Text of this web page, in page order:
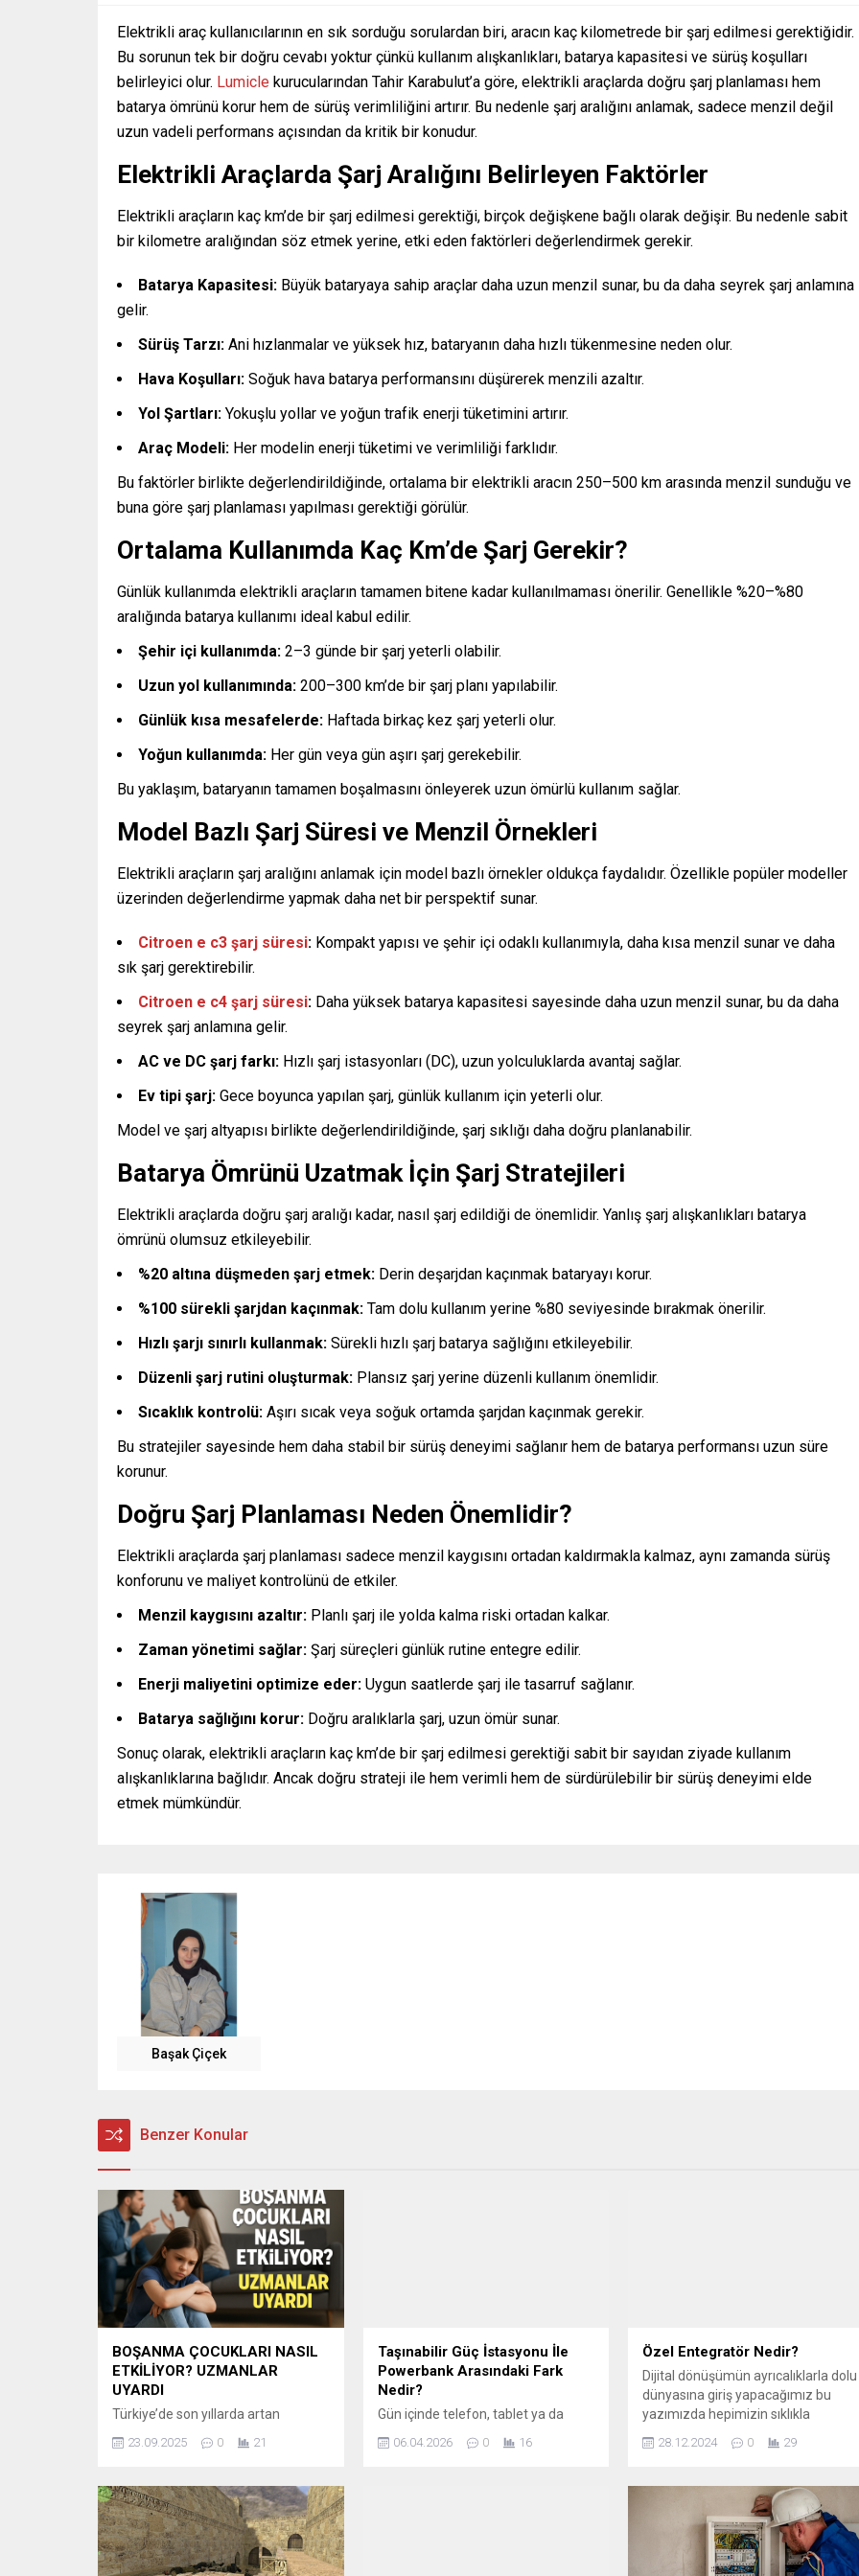
Elektrikli araç kullanıcılarının en sık sorduğu sorulardan biri, aracın kaç kilometrede bir şarj edilmesi gerektiğidir.
Bu sorunun tek bir doğru cevabı yoktur çünkü kullanım alışkanlıkları, batarya kapasitesi ve sürüş koşulları
belirleyici olur. Lumicle kurucularından Tahir Karabulut’a göre, elektrikli araçlarda doğru şarj planlaması hem
batarya ömrünü korur hem de sürüş verimliliğini artırır. Bu nedenle şarj aralığını anlamak, sadece menzil değil
uzun vadeli performans açısından da kritik bir konudur.
Elektrikli Araçlarda Şarj Aralığını Belirleyen Faktörler
Elektrikli araçların kaç km’de bir şarj edilmesi gerektiği, birçok değişkene bağlı olarak değişir. Bu nedenle sabit
bir kilometre aralığından söz etmek yerine, etki eden faktörleri değerlendirmek gerekir.
Batarya Kapasitesi: Büyük bataryaya sahip araçlar daha uzun menzil sunar, bu da daha seyrek şarj anlamına
gelir.
Sürüş Tarzı: Ani hızlanmalar ve yüksek hız, bataryanın daha hızlı tükenmesine neden olur.
Hava Koşulları: Soğuk hava batarya performansını düşürerek menzili azaltır.
Yol Şartları: Yokuşlu yollar ve yoğun trafik enerji tüketimini artırır.
Araç Modeli: Her modelin enerji tüketimi ve verimliliği farklıdır.
Bu faktörler birlikte değerlendirildiğinde, ortalama bir elektrikli aracın 250–500 km arasında menzil sunduğu ve
buna göre şarj planlaması yapılması gerektiği görülür.
Ortalama Kullanımda Kaç Km’de Şarj Gerekir?
Günlük kullanımda elektrikli araçların tamamen bitene kadar kullanılmaması önerilir. Genellikle %20–%80
aralığında batarya kullanımı ideal kabul edilir.
Şehir içi kullanımda: 2–3 günde bir şarj yeterli olabilir.
Uzun yol kullanımında: 200–300 km’de bir şarj planı yapılabilir.
Günlük kısa mesafelerde: Haftada birkaç kez şarj yeterli olur.
Yoğun kullanımda: Her gün veya gün aşırı şarj gerekebilir.
Bu yaklaşım, bataryanın tamamen boşalmasını önleyerek uzun ömürlü kullanım sağlar.
Model Bazlı Şarj Süresi ve Menzil Örnekleri
Elektrikli araçların şarj aralığını anlamak için model bazlı örnekler oldukça faydalıdır. Özellikle popüler modeller
üzerinden değerlendirme yapmak daha net bir perspektif sunar.
Citroen e c3 şarj süresi: Kompakt yapısı ve şehir içi odaklı kullanımıyla, daha kısa menzil sunar ve daha
sık şarj gerektirebilir.
Citroen e c4 şarj süresi: Daha yüksek batarya kapasitesi sayesinde daha uzun menzil sunar, bu da daha
seyrek şarj anlamına gelir.
AC ve DC şarj farkı: Hızlı şarj istasyonları (DC), uzun yolculuklarda avantaj sağlar.
Ev tipi şarj: Gece boyunca yapılan şarj, günlük kullanım için yeterli olur.
Model ve şarj altyapısı birlikte değerlendirildiğinde, şarj sıklığı daha doğru planlanabilir.
Batarya Ömrünü Uzatmak İçin Şarj Stratejileri
Elektrikli araçlarda doğru şarj aralığı kadar, nasıl şarj edildiği de önemlidir. Yanlış şarj alışkanlıkları batarya
ömrünü olumsuz etkileyebilir.
%20 altına düşmeden şarj etmek: Derin deşarjdan kaçınmak bataryayı korur.
%100 sürekli şarjdan kaçınmak: Tam dolu kullanım yerine %80 seviyesinde bırakmak önerilir.
Hızlı şarjı sınırlı kullanmak: Sürekli hızlı şarj batarya sağlığını etkileyebilir.
Düzenli şarj rutini oluşturmak: Plansız şarj yerine düzenli kullanım önemlidir.
Sıcaklık kontrolü: Aşırı sıcak veya soğuk ortamda şarjdan kaçınmak gerekir.
Bu stratejiler sayesinde hem daha stabil bir sürüş deneyimi sağlanır hem de batarya performansı uzun süre
korunur.
Doğru Şarj Planlaması Neden Önemlidir?
Elektrikli araçlarda şarj planlaması sadece menzil kaygısını ortadan kaldırmakla kalmaz, aynı zamanda sürüş
konforunu ve maliyet kontrolünü de etkiler.
Menzil kaygısını azaltır: Planlı şarj ile yolda kalma riski ortadan kalkar.
Zaman yönetimi sağlar: Şarj süreçleri günlük rutine entegre edilir.
Enerji maliyetini optimize eder: Uygun saatlerde şarj ile tasarruf sağlanır.
Batarya sağlığını korur: Doğru aralıklarla şarj, uzun ömür sunar.
Sonuç olarak, elektrikli araçların kaç km’de bir şarj edilmesi gerektiği sabit bir sayıdan ziyade kullanım
alışkanlıklarına bağlıdır. Ancak doğru strateji ile hem verimli hem de sürdürülebilir bir sürüş deneyimi elde
etmek mümkündür.
Başak Çiçek
Benzer Konular
BOŞANMA ÇOCUKLARI NASIL
ETKİLİYOR? UZMANLAR
UYARDI
Türkiye’de son yıllarda artan
boşanma davaları yalnızca eşleri
değil, çocukları da doğrudan
değişimlerin en ağır sonuçlarını
çoğu zaman çocuklar yaşıyor.
Psikologlar ve hukukçular, boşanma
sürecinde çocukların sağlıklı
gelişimlerinin olumsuz
23.09.2025 0 21
Taşınabilir Güç İstasyonu İle
Powerbank Arasındaki Fark
Nedir?
Gün içinde telefon, tablet ya da
bilgisayar gibi cihazları şarj etmek
için en pratik çözüm çoğu zaman
06.04.2026 0 16
Özel Entegratör Nedir?
Dijital dönüşümün ayrıcalıklarla dolu
dünyasına giriş yapacağımız bu
yazımızda hepimizin sıklıkla
karşılaştığı bir kelimeden
bahsedeceğiz… ‘Özel Entegratör’.
E-Defter gibi e-belgelerin
düzenlenmesine, gönderilmesine,
arşivlenmesine ve raporlanmasına
aracılık etme yetkisi bulunan
firmalara denir. Bu firmalar, Gelir
28.12.2024 0 29